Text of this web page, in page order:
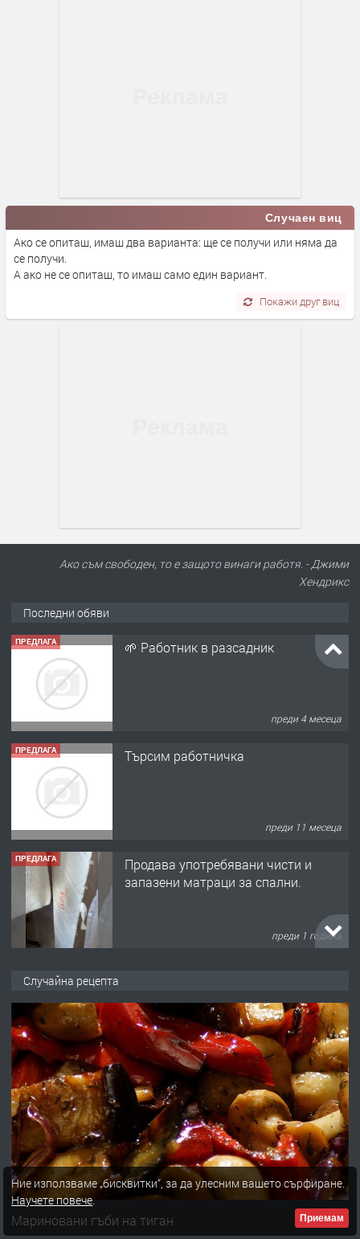
Случаен виц
Ако се опиташ, имаш два варианта: ще се получи или няма да
се получи.
А ако не се опиташ, то имаш само един вариант.
Покажи друг виц
Ако съм свободен, то е защото винаги работя. - Джими
Хендрикс
Последни обяви
ПРЕДЛАГА 🌱 Работник в разсадник
преди 4 месеца
ПРЕДЛАГА Търсим работничка
преди 11 месеца
ПРЕДЛАГА
Продава употребявани чисти и
запазени матраци за спални.
преди 1 година
преди 1 година
ПРЕДЛАГА
Първи поход "По стъпките на Ангел
Войвода"
преди 1 година
ПРЕДЛАГА
Монтажник на малки детайли за
Случайна рецепта
Мариновани гъби на тиган
Ние използваме „бисквитки“, за да улесним вашето сърфиране.
Научете повече.
Приемам